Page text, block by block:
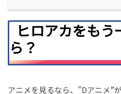
ヒロアカをも
ら？
アニメを見るなら、”Dアニメ”